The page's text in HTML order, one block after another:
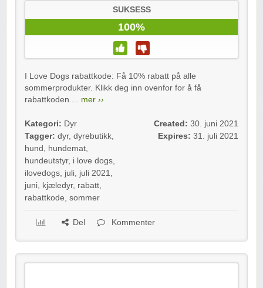
SUKSESS
100%
I Love Dogs rabattkode: Få 10% rabatt på alle
sommerprodukter. Klikk deg inn ovenfor for å få
rabattkoden.... mer ››
Kategori: Dyr
Tagger: dyr, dyrebutikk,
hund , hundemat,
hundeutstyr, i love dogs,
ilovedogs, juli, juli 2021,
juni, kjæledyr, rabatt,
rabattkode, sommer
Created: 30. juni 2021
Expires: 31. juli 2021
Del Kommenter